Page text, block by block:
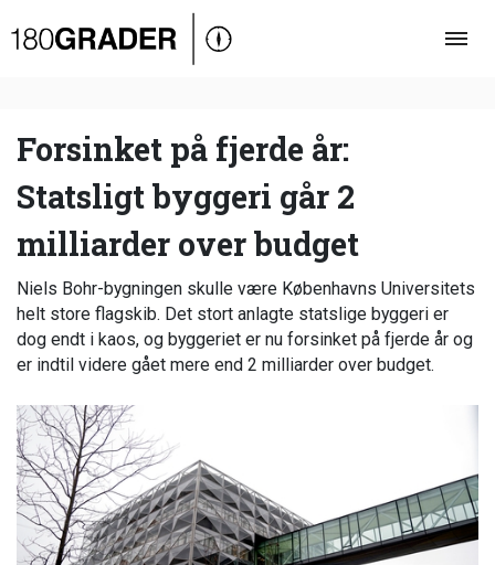
Oversigt
Debat
Video
Podcast
Forsinket på fjerde år:
Statsligt byggeri går 2
milliarder over budget
Niels Bohr-bygningen skulle være Københavns Universitets
helt store flagskib. Det stort anlagte statslige byggeri er
dog endt i kaos, og byggeriet er nu forsinket på fjerde år og
er indtil videre gået mere end 2 milliarder over budget.